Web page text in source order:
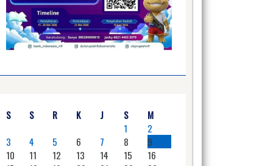
S S R K J S
M
1
2
3
4 5 6 7 8
9
10
11 12 13 14 15
16